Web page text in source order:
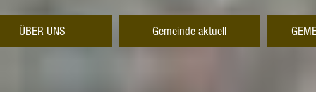
ÜBER UNS Gemeinde aktuell